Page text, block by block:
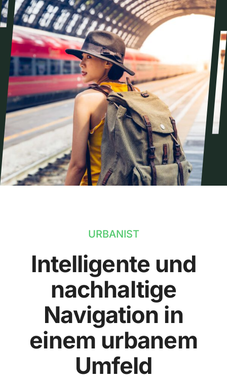
URBANIST
Intelligente und
nachhaltige
Navigation in
einem urbanem
Umfeld